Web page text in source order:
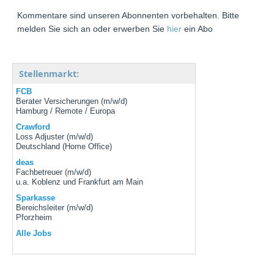
Kommentare sind unseren Abonnenten vorbehalten. Bitte
melden Sie sich an oder erwerben Sie hier ein Abo
Stellenmarkt:
FCB
Berater Versicherungen (m/w/d)
Hamburg / Remote / Europa
Crawford
Loss Adjuster (m/w/d)
Deutschland (Home Office)
deas
Fachbetreuer (m/w/d)
u.a. Koblenz und Frankfurt am Main
Sparkasse
Bereichsleiter (m/w/d)
Pforzheim
Alle Jobs